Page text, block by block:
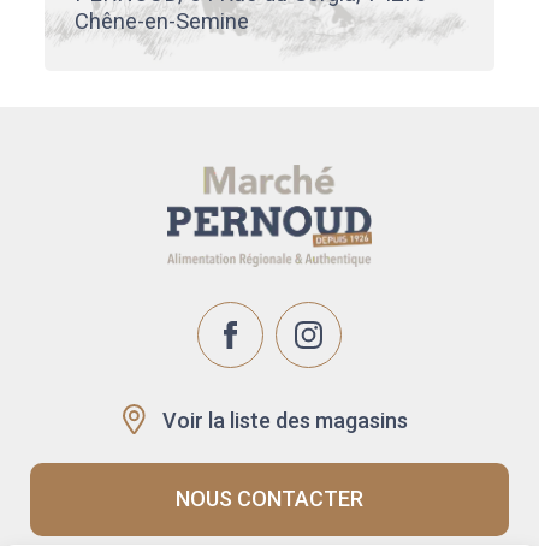
Chêne-en-Semine
Voir la liste des magasins
NOUS CONTACTER